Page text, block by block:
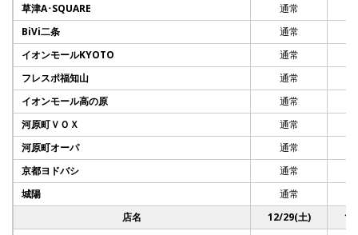
草津A･SQUARE
通常
BiVi二条
通常
イオンモールKYOTO
通常
フレスポ福知山
通常
イオンモール高の原
通常
河原町ＶＯＸ
通常
河原町オーパ
通常
京都ヨドバシ
通常
城陽
通常
店名
12/29(土)